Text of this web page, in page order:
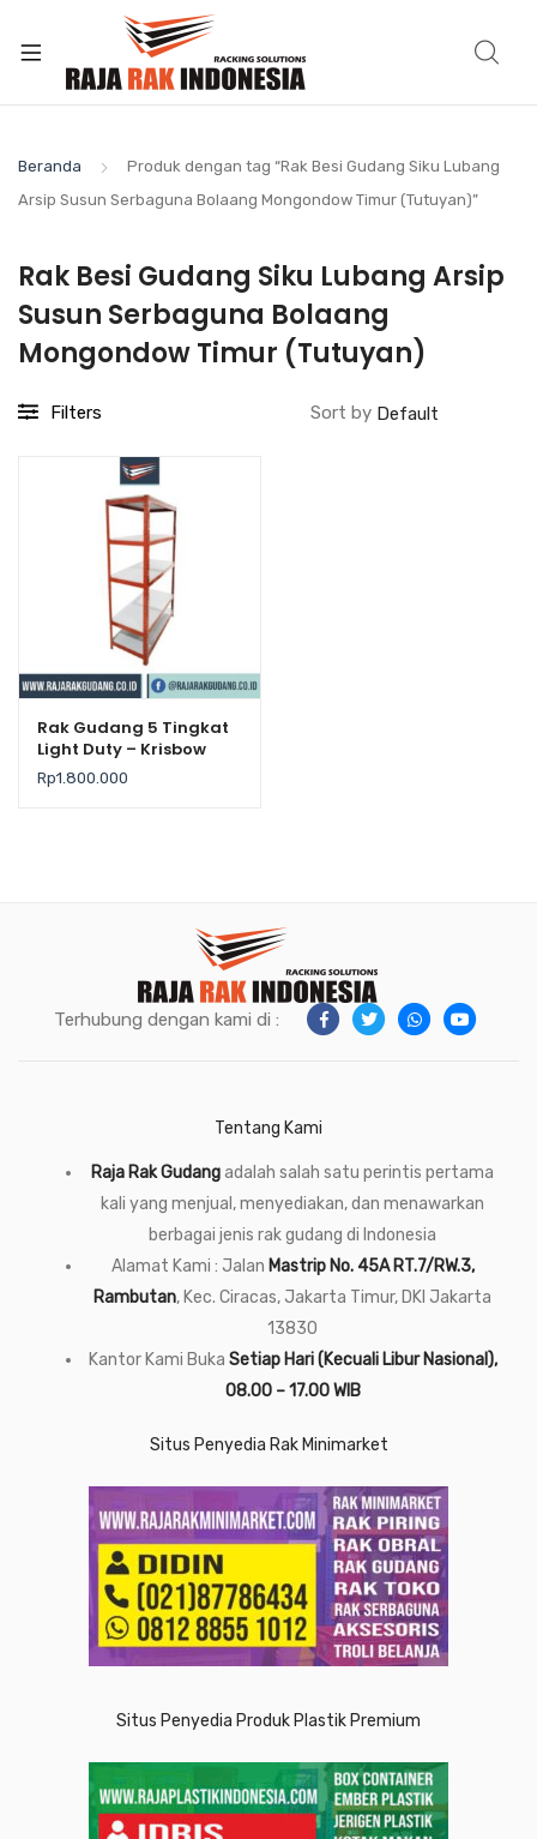
Beranda
Produk dengan tag “Rak Besi Gudang Siku Lubang
Arsip Susun Serbaguna Bolaang Mongondow Timur (Tutuyan)”
Rak Besi Gudang Siku Lubang Arsip
Susun Serbaguna Bolaang
Mongondow Timur (Tutuyan)
Filters Sort by
Rak Gudang 5 Tingkat
Light Duty – Krisbow
Rp1.800.000
Terhubung dengan kami di :
Tentang Kami
Raja Rak Gudangadalah salah satu perintis pertama
kali yang menjual, menyediakan, dan menawarkan
berbagai jenis rak gudang di Indonesia
Alamat Kami : Jalan Mastrip No. 45A RT.7/RW.3,
Rambutan, Kec. Ciracas, Jakarta Timur, DKI Jakarta
13830
Kantor Kami Buka Setiap Hari (Kecuali Libur Nasional),
08.00 – 17.00 WIB
Situs Penyedia Rak Minimarket
Situs Penyedia Produk Plastik Premium